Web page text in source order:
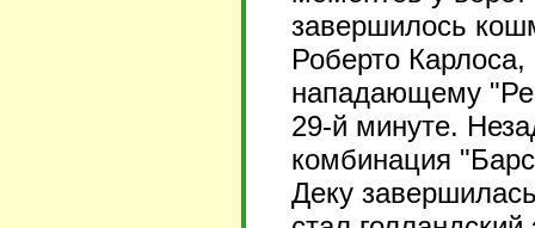
завершилось
Роберто
нападающему
29-й минуте.
комбинация
Деку